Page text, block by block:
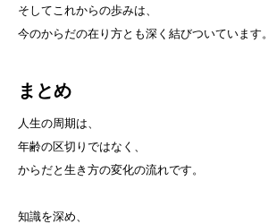
そしてこれからの歩みは、
今のからだの在り方とも深く結びついています。
まとめ
人生の周期は、
年齢の区切りではなく、
からだと生き方の変化の流れです。
知識を深め、